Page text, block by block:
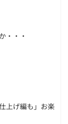
・・・
お楽